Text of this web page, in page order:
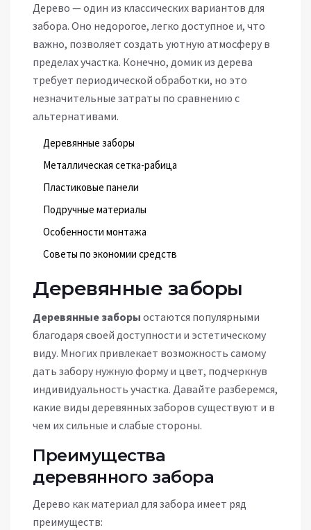
Дерево — один из классических вариантов для
забора. Оно недорогое, легко доступное и, что
важно, позволяет создать уютную атмосферу в
пределах участка. Конечно, домик из дерева
требует периодической обработки, но это
незначительные затраты по сравнению с
альтернативами.
Деревянные заборы
Металлическая сетка-рабица
Пластиковые панели
Подручные материалы
Особенности монтажа
Советы по экономии средств
Деревянные заборы
Деревянные заборы остаются популярными
благодаря своей доступности и эстетическому
виду. Многих привлекает возможность самому
дать забору нужную форму и цвет, подчеркнув
индивидуальность участка. Давайте разберемся,
какие виды деревянных заборов существуют и в
чем их сильные и слабые стороны.
Преимущества
деревянного забора
Дерево как материал для забора имеет ряд
преимуществ: